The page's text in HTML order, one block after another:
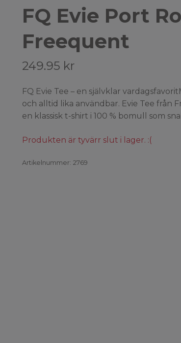
FQ Evie Port
Freequent
249.95 kr
FQ Evie Tee – en självklar
och alltid lika användbar. Evie Tee från
en klassisk t-shirt i 100 % bomull som
Produkten är tyvärr slut i lager. :(
Artikelnummer: 2769